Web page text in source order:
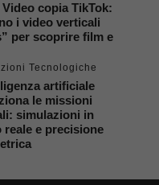
Video copia TikTok:
i video verticali
per scoprire film e
Tecnologiche
artificiale
le missioni
simulazioni in
reale e precisione